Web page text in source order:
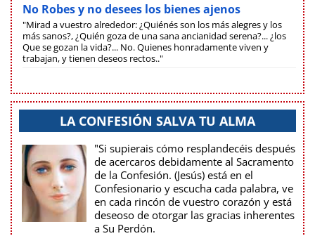
No Robes y no desees los bienes ajenos
"Mirad a vuestro alrededor: ¿Quiénés son los más alegres y los
más sanos?, ¿Quién goza de una sana ancianidad serena?... ¿los
Que se gozan la vida?... No. Quienes honradamente viven y
trabajan, y tienen deseos rectos.."
LA CONFESIÓN SALVA TU ALMA
"Si supierais cómo resplandecéis después
de acercaros debidamente al Sacramento
de la Confesión. (Jesús) está en el
Confesionario y escucha cada palabra, ve
en cada rincón de vuestro corazón y está
deseoso de otorgar las gracias inherentes
a Su Perdón.